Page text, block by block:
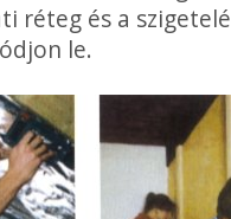
réteg és a
le.